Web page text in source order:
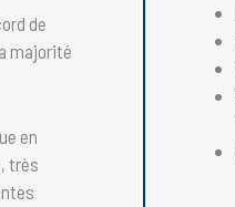
de
majorité
en
très